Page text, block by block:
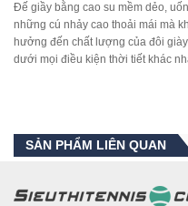
Đế giầy bằng cao su mềm dẻo,
những cú nhảy cao thoải mái mà
hưởng đến chất lượng của đôi
dưới mọi điều kiện thời tiết khác
SẢN PHẨM LIÊN QUAN